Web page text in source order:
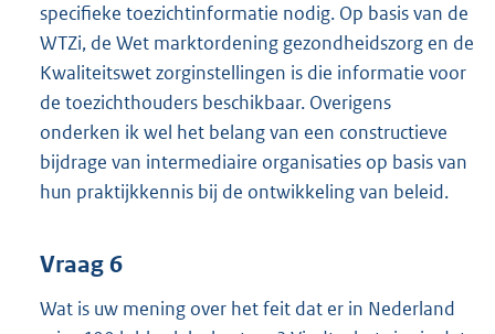
specifieke toezichtinformatie nodig. Op basis van de
WTZi, de Wet marktordening gezondheidszorg en de
Kwaliteitswet zorginstellingen is die informatie voor
de toezichthouders beschikbaar. Overigens
onderken ik wel het belang van een constructieve
bijdrage van intermediaire organisaties op basis van
hun praktijkkennis bij de ontwikkeling van beleid.
Vraag 6
Wat is uw mening over het feit dat er in Nederland